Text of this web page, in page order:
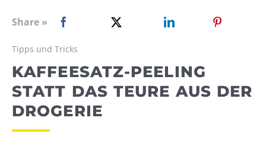
WEBRADIO
Share »
Tipps und Tricks
KAFFEESATZ-PEELING
STATT DAS TEURE AUS DER
DROGERIE